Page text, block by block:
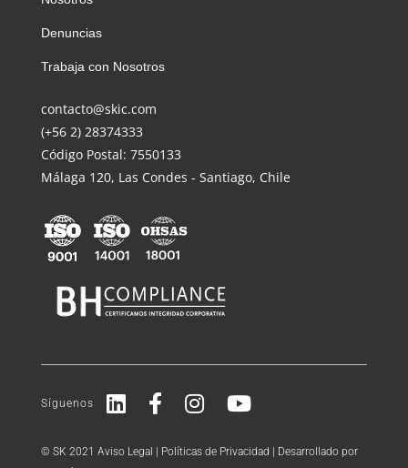
Denuncias
Trabaja con Nosotros
contacto@skic.com
(+56 2) 28374333
Código Postal: 7550133
Málaga 120, Las Condes - Santiago, Chile
Síguenos
© SK 2021 Aviso Legal Políticas de Privacidad | Desarrollado por